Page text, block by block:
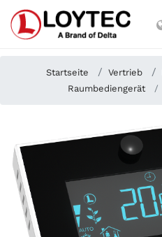
Startseite Vertrieb
Raumbediengerät